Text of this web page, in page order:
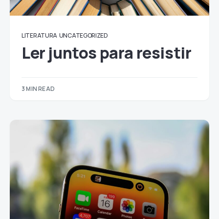
LITERATURA UNCATEGORIZED
Ler juntos para resistir
3 MIN READ